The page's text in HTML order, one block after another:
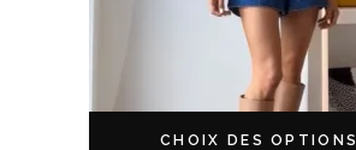
CHOIX DES OPTIONS